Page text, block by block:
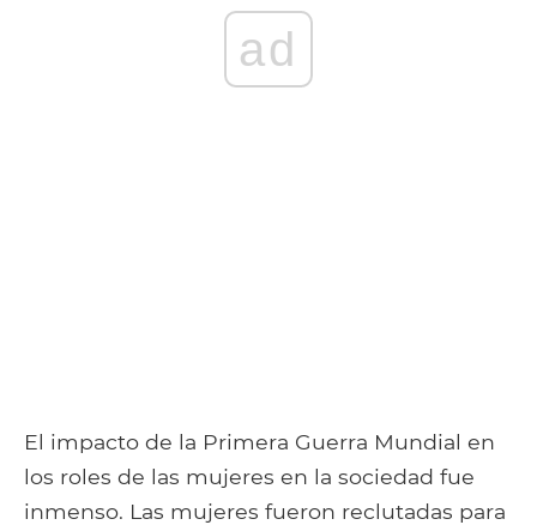
ad
El impacto de la Primera Guerra Mundial en
los roles de las mujeres en la sociedad fue
inmenso. Las mujeres fueron reclutadas para